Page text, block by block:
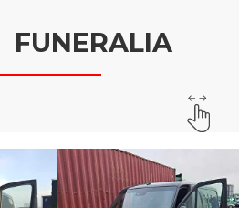
FUNERALIA